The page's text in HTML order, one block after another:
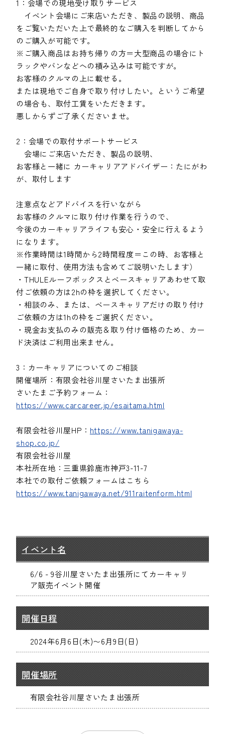
1：会場での現地受け取りサービス
イベント会場にご来店いただき、製品の説明、商品
をご覧いただいた上で最終的なご購入を判断してから
のご購入が可能です。
※ご購入商品はお持ち帰りの方＝大型商品の場合にト
ラックやバンなどへの積み込みは可能ですが。
お客様のクルマの上に載せる。
または現地でご自身で取り付けしたい。というご希望
の場合も、取付工賃をいただきます。
悪しからずご了承くださいませ。
2：会場での取付サポートサービス
会場にご来店いただき、製品の説明、
お客様と一緒に カーキャリアアドバイザー：たにがわ
が、取付します
注意点などアドバイスを行いながら
お客様のクルマに取り付け作業を行うので、
今後のカーキャリアライフも安心・安全に行えるよう
になります。
※作業時間は1時間から2時間程度＝この時、お客様と
一緒に取付、使用方法も含めてご説明いたします）
・THULEルーフボックスとベースキャリアあわせて取
付ご依頼の方は2hの枠を選択してください。
・相談のみ、または、ベースキャリアだけの取り付け
ご依頼の方は1hの枠をご選択ください。
・現金お支払のみの販売＆取り付け価格のため、カー
ド決済はご利用出来ません。
3：カーキャリアについてのご相談
開催場所：有限会社谷川屋さいたま出張所
さいたまご予約フォーム：
https://www.carcareer.jp/esaitama.html
有限会社谷川屋HP： https://www.tanigawaya-
shop.co.jp/
有限会社谷川屋
本社所在地：三重県鈴鹿市神戸3-11-7
本社での取付ご依頼フォームはこちら
https://www.tanigawaya.net/911raitenform.html
イベント名
6/6 - 9谷川屋さいたま出張所にてカーキャリ
ア販売イベント開催
開催日程
2024年6月6日(木)〜6月9日(日)
開催場所
有限会社谷川屋さいたま出張所